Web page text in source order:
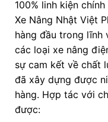
100% linh kiện
Xe Nâng Nhật Việt
hàng đầu trong lĩnh
các loại xe nâng
sự cam kết về chất
đã xây dựng được
hàng. Hợp tác với
được: